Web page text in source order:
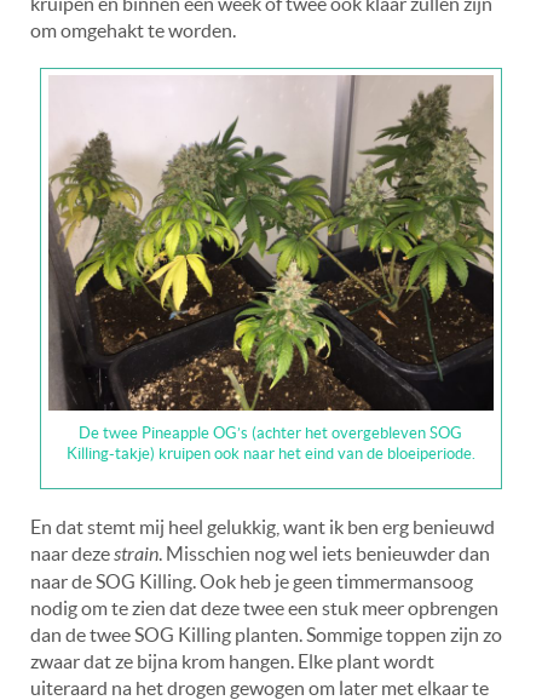
om omgehakt te worden.
De twee Pineapple OG’s (achter het overgebleven SOG
Killing-takje) kruipen ook naar het eind van de bloeiperiode.
En dat stemt mij heel gelukkig, want ik ben erg benieuwd
naar dezestrain . Misschien nog wel iets benieuwder dan
naar de SOG Killing. Ook heb je geen timmermansoog
nodig om te zien dat deze twee een stuk meer opbrengen
dan de twee SOG Killing planten. Sommige toppen zijn zo
zwaar dat ze bijna krom hangen. Elke plant wordt
uiteraard na het drogen gewogen om later met elkaar te